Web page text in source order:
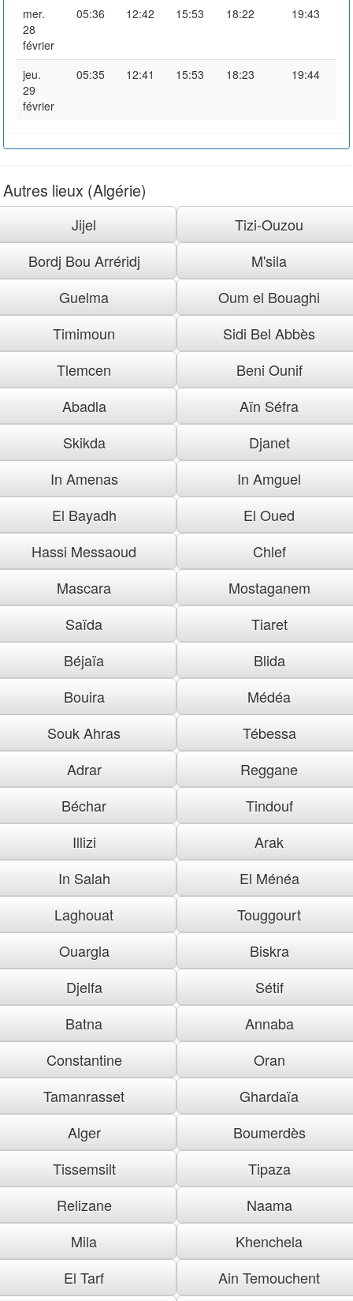
mer.
28
février
05:36 12:42 15:53 18:22 19:43
jeu.
29
février
05:35 12:41 15:53 18:23 19:44
Autres lieux (Algérie)
Jijel
Tizi-Ouzou
Bordj Bou Arréridj
M'sila
Guelma
Oum el Bouaghi
Timimoun
Sidi Bel Abbès
Tlemcen
Beni Ounif
Abadla
Aïn Séfra
Skikda
Djanet
In Amenas
In Amguel
El Bayadh
El Oued
Hassi Messaoud
Chlef
Mascara
Mostaganem
Saïda
Tiaret
Béjaïa
Blida
Bouira
Médéa
Souk Ahras
Tébessa
Adrar
Reggane
Béchar
Tindouf
Illizi
Arak
In Salah
El Ménéa
Laghouat
Touggourt
Ouargla
Biskra
Djelfa
Sétif
Batna
Annaba
Constantine
Oran
Tamanrasset
Ghardaïa
Alger
Boumerdès
Tissemsilt
Tipaza
Relizane
Naama
Mila
Khenchela
El Tarf
Ain Temouchent